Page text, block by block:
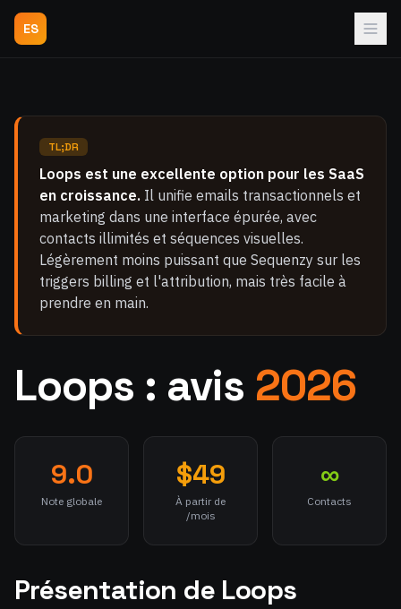
ES
TL;DR
Loops est une excellente option pour les SaaS
en croissance. Il unifie emails transactionnels et
marketing dans une interface épurée, avec
contacts illimités et séquences visuelles.
Légèrement moins puissant que Sequenzy sur les
triggers billing et l'attribution, mais très facile à
prendre en main.
Loops : avis 2026
9.0
Note globale
$49
À partir de
/mois
∞
Contacts
Présentation de Loops